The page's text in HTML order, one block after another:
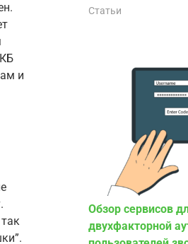
и
Статьи
Обзор сервисов
двухфакторной